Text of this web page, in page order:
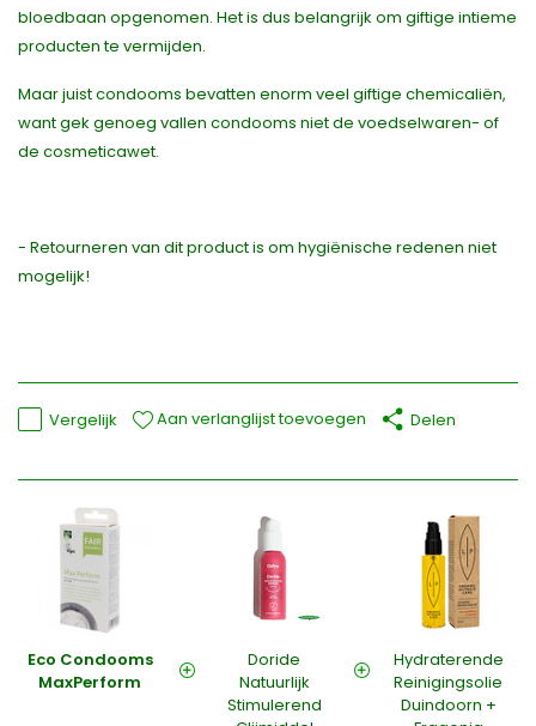
bloedbaan opgenomen. Het is dus belangrijk om giftige intieme
producten te vermijden.
Maar juist condooms bevatten enorm veel giftige chemicaliën,
want gek genoeg vallen condooms niet de voedselwaren- of
de cosmeticawet.
- Retourneren van dit product is om hygiënische redenen niet
mogelijk!
Vergelijk Aan verlanglijst toevoegen Delen
Eco Condooms
MaxPerform
Doride
Natuurlijk
Stimulerend
Hydraterende
Reinigingsolie
Duindoorn +